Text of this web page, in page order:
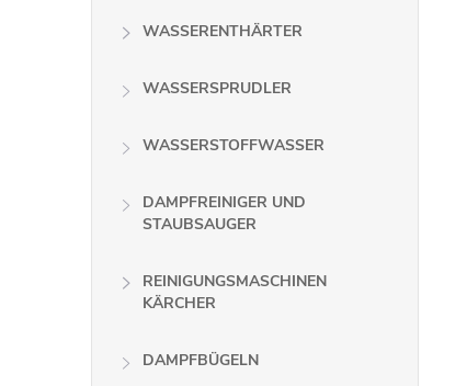
WASSERENTHÄRTER
WASSERSPRUDLER
WASSERSTOFFWASSER
DAMPFREINIGER UND
STAUBSAUGER
REINIGUNGSMASCHINEN
KÄRCHER
DAMPFBÜGELN